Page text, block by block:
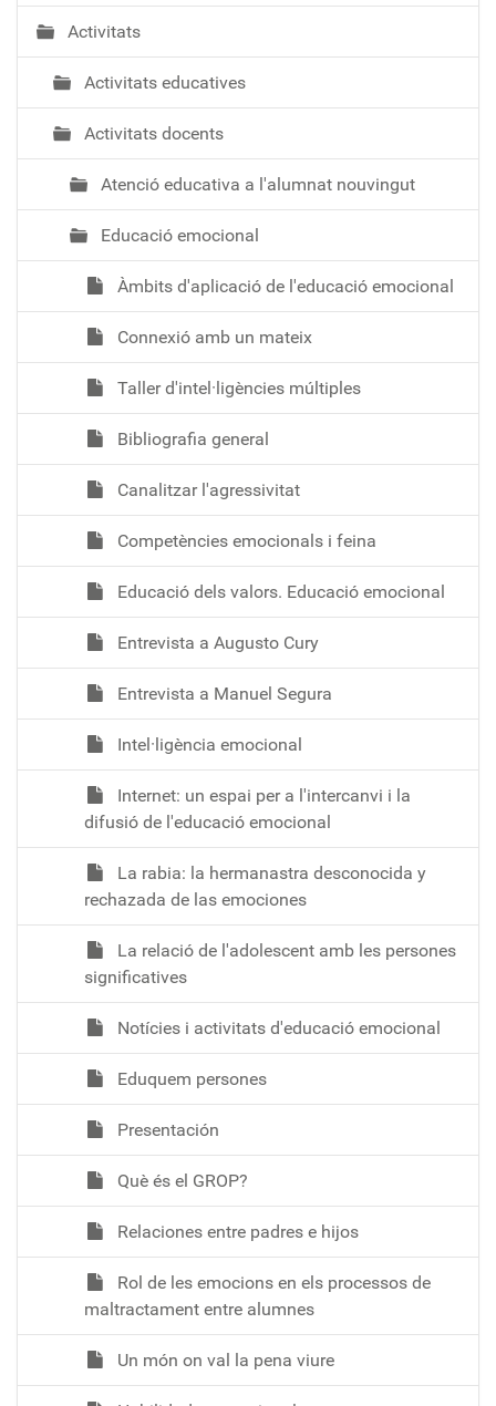
Activitats
Activitats educatives
Activitats docents
Atenció educativa a l'alumnat nouvingut
Educació emocional
Àmbits d'aplicació de l'educació emocional
Connexió amb un mateix
Taller d'intel·ligències múltiples
Bibliografia general
Canalitzar l'agressivitat
Competències emocionals i feina
Educació dels valors. Educació emocional
Entrevista a Augusto Cury
Entrevista a Manuel Segura
Intel·ligència emocional
Internet: un espai per a l'intercanvi i la
difusió de l'educació emocional
La rabia: la hermanastra desconocida y
rechazada de las emociones
La relació de l'adolescent amb les persones
significatives
Notícies i activitats d'educació emocional
Eduquem persones
Presentación
Què és el GROP?
Relaciones entre padres e hijos
Rol de les emocions en els processos de
maltractament entre alumnes
Un món on val la pena viure